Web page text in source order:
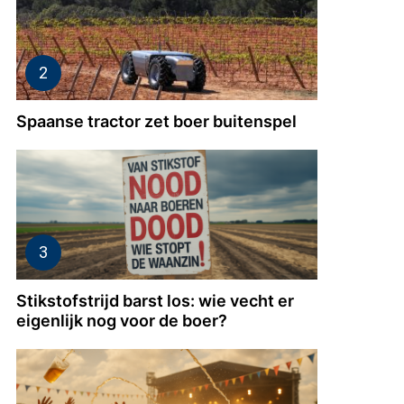
Spaanse tractor zet boer buitenspel
Stikstofstrijd barst los: wie vecht er
eigenlijk nog voor de boer?